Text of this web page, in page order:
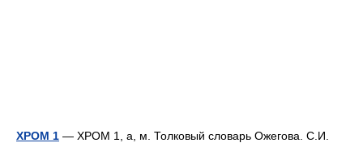
ХРОМ 1 — ХРОМ 1, а, м. Толковый словарь Ожегова. С.И.